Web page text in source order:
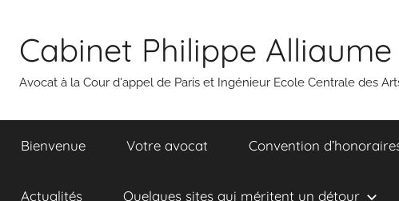
contenu
Cabinet Philippe Alliaume
Avocat à la Cour d'appel de Paris et Ingénieur Ecole Centrale des
Bienvenue Votre avocat Convention
Actualités Quelques sites qui méritent un détour